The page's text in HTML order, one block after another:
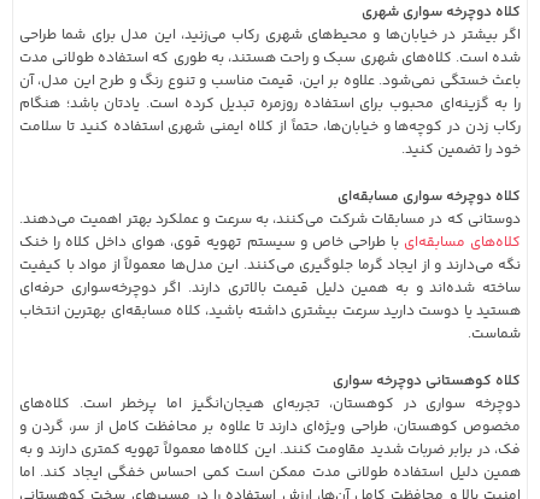
کلاه دوچرخه سواری شهری
اگر بیشتر در خیابان‌ها و محیط‌های شهری رکاب می‌زنید، این مدل برای شما طراحی
شده است. کلاه‌های شهری سبک و راحت هستند، به طوری که استفاده طولانی مدت
باعث خستگی نمی‌شود. علاوه بر این، قیمت مناسب و تنوع رنگ و طرح این مدل، آن
را به گزینه‌ای محبوب برای استفاده روزمره تبدیل کرده است. یادتان باشد؛ هنگام
رکاب زدن در کوچه‌ها و خیابان‌ها، حتماً از کلاه ایمنی شهری استفاده کنید تا سلامت
خود را تضمین کنید.
کلاه دوچرخه سواری مسابقه‌ای
دوستانی که در مسابقات شرکت می‌کنند، به سرعت و عملکرد بهتر اهمیت می‌دهند.
کلاه‌های مسابقه‌ای با طراحی خاص و سیستم تهویه قوی، هوای داخل کلاه را خنک
نگه می‌دارند و از ایجاد گرما جلوگیری می‌کنند. این مدل‌ها معمولاً از مواد با کیفیت
ساخته شده‌اند و به همین دلیل قیمت بالاتری دارند. اگر دوچرخه‌سواری حرفه‌ای
هستید یا دوست دارید سرعت بیشتری داشته باشید، کلاه مسابقه‌ای بهترین انتخاب
شماست.
کلاه کوهستانی دوچرخه سواری
دوچرخه‌ سواری در کوهستان، تجربه‌ای هیجان‌انگیز اما پرخطر است. کلاه‌های
مخصوص کوهستان، طراحی ویژه‌ای دارند تا علاوه بر محافظت کامل از سر، گردن و
فک، در برابر ضربات شدید مقاومت کنند. این کلاه‌ها معمولاً تهویه کمتری دارند و به
همین دلیل استفاده طولانی مدت ممکن است کمی احساس خفگی ایجاد کند. اما